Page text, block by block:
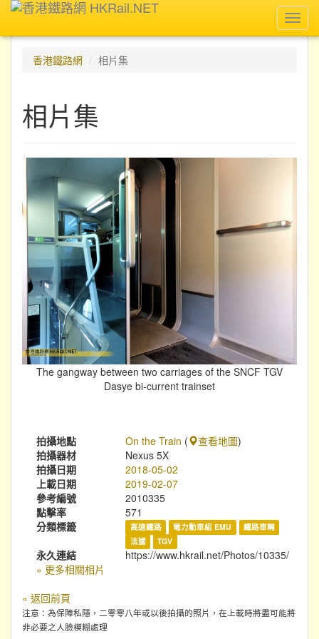
香港鐵路網
相片集
相片集
The gangway between two carriages of the SNCF TGV
Dasye bi-current trainset
拍攝地點 On the Train ( 查看地圖)
拍攝器材
Nexus 5X
拍攝日期
2018-05-02
上載日期
2019-02-07
參考編號
2010335
點擊率
571
分類標籤
高速鐵路 電力動車組 EMU
鐵路車輛
法國
TGV
永久連結
https://www.hkrail.net/Photos/10335/
» 更多相關相片
« 返回前頁
注意：為保障私隱，二零零八年或以後拍攝的照片，在上載時將盡可能將
非必要之人臉模糊處理